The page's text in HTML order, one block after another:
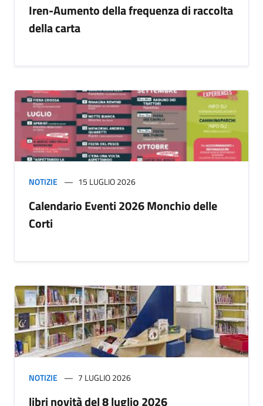
Iren-Aumento della frequenza di raccolta
della carta
NOTIZIE 15 LUGLIO 2026
Calendario Eventi 2026 Monchio delle
Corti
NOTIZIE 7 LUGLIO 2026
libri novità del 8 luglio 2026